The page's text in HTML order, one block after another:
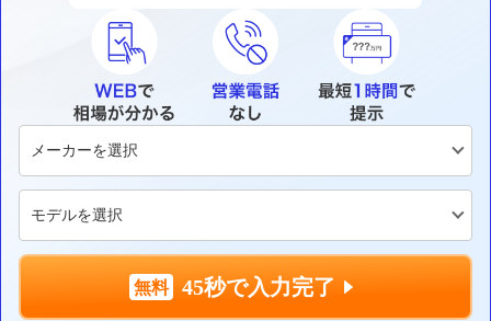
45秒で入力完了